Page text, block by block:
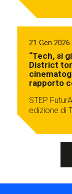
21 Gen 2026
“Tech, si
District
rapporto
STEP
edizione di